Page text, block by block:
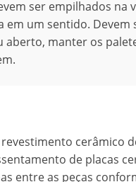
ser empilhados na
em um sentido.
aberto, manter os
cerâmico
de placas
entre as peças